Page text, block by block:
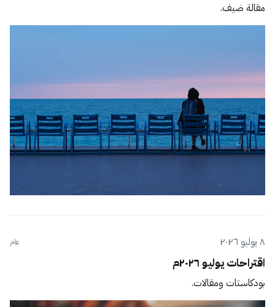
مقالة ضيف.
٨ يوليو ٢٠٢٦ عام
اقتراحات يوليو ٢٠٢٦م
بودكاستات ومقالات.